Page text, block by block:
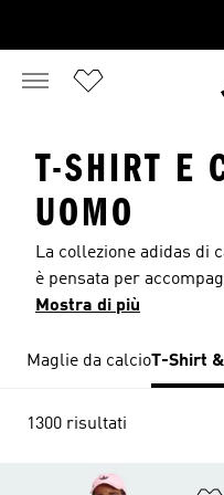
T-SHIRT E
UOMO
La collezione adidas di
è pensata per
occasioni, dalle uscite
da uomo firmate
con l'inconfondibile
Mostra di più
Maglie da calcioT-Shirt
1300 risultati